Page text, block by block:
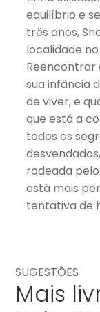
equilíbrio e
três anos,
localidade
Reencontrar
sua infância
de viver, e
que está a
todos os
rodeada
está mais
tentativa de
SUGESTÕES
Mais